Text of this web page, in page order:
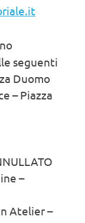
seguenti
Duomo
– Piazza
–
Atelier –